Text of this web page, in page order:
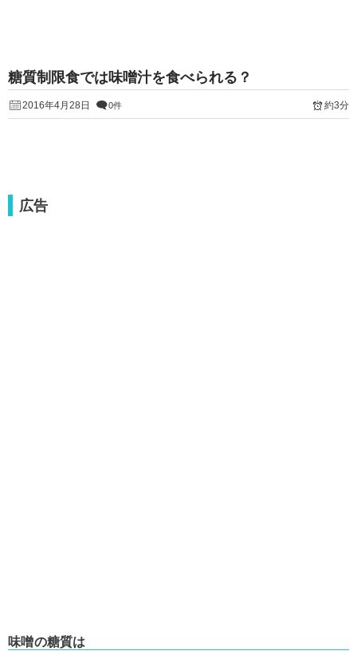
糖質制限食では味噌汁を食べられる？
2016年4月28日 0件 約3分
広告
味噌の糖質は